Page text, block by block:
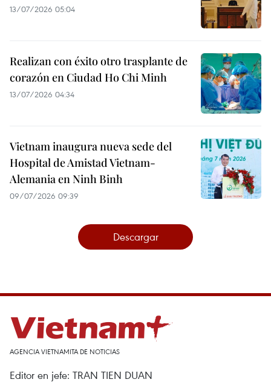
13/07/2026 05:04
Realizan con éxito otro trasplante de
corazón en Ciudad Ho Chi Minh
13/07/2026 04:34
Vietnam inaugura nueva sede del
Hospital de Amistad Vietnam-
Alemania en Ninh Binh
09/07/2026 09:39
Descargar
AGENCIA VIETNAMITA DE NOTICIAS
Editor en jefe: TRAN TIEN DUAN